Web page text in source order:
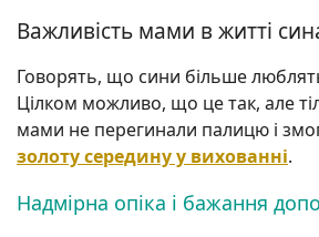
Важливість мами в житті
Говорять, що сини більше
Цілком можливо, що це так, але
мами не перегинали палицю і
золоту середину у вихованні.
Надмірна опіка і бажання